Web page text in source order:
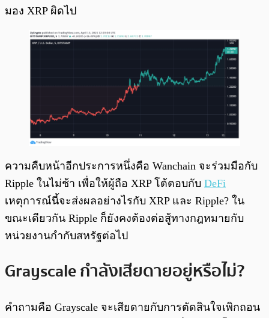
มอง XRP ผิดไป
ความคืบหน้าอีกประการหนึ่งคือ Wanchain จะร่วมมือกับ
Ripple ในไม่ช้า เพื่อให้ผู้ถือ XRP โต้ตอบกับ DeFi
เหตุการณ์นี้จะส่งผลอย่างไรกับ XRP และ Ripple? ใน
ขณะเดียวกัน Ripple ก็ยังคงต้องต่อสู้ทางกฎหมายกับ
หน่วยงานกำกับสหรัฐต่อไป
Grayscale กำลังเสียดายอยู่หรือไม่?
คำถามคือ Grayscale จะเสียดายกับการตัดสินใจเพิกถอน